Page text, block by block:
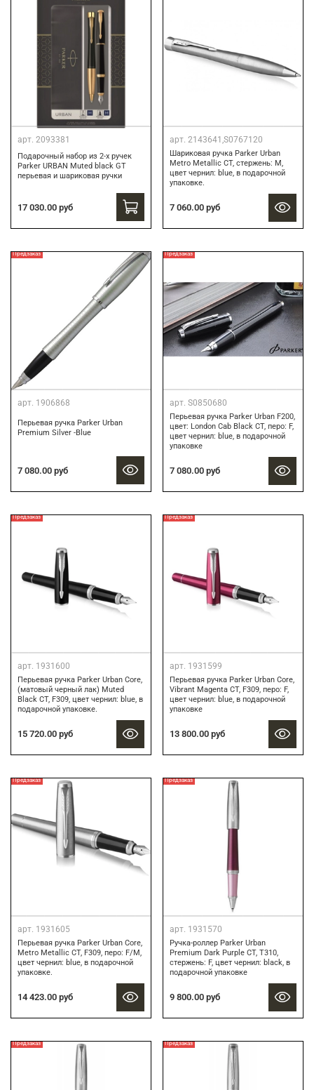
арт. 2093381
Подарочный набор из 2-х ручек
Parker URBAN Muted black GT
перьевая и шариковая ручки
17 030.00 руб
арт. 2143641,S0767120
Шариковая ручка Parker Urban
Metro Metallic CT, стержень: M,
цвет чернил: blue, в подарочной
упаковке.
7 060.00 руб
Предзаказ
арт. 1906868
Перьевая ручка Parker Urban
Premium Silver -Blue
7 080.00 руб
Предзаказ
арт. S0850680
Перьевая ручка Parker Urban F200,
цвет: London Cab Black CT, перо: F,
цвет чернил: blue, в подарочной
упаковке
7 080.00 руб
Предзаказ
арт. 1931600
Перьевая ручка Parker Urban Core,
(матовый черный лак) Muted
Black CT, F309, цвет чернил: blue, в
подарочной упаковке.
15 720.00 руб
Предзаказ
арт. 1931599
Перьевая ручка Parker Urban Core,
Vibrant Magenta CT, F309, перо: F,
цвет чернил: blue, в подарочной
упаковке
13 800.00 руб
Предзаказ
арт. 1931605
Перьевая ручка Parker Urban Core,
Metro Metallic CT, F309, перо: F/M,
цвет чернил: blue, в подарочной
упаковке.
14 423.00 руб
Предзаказ
арт. 1931570
Ручка-роллер Parker Urban
Premium Dark Purple CT, T310,
стержень: F, цвет чернил: black, в
подарочной упаковке
9 800.00 руб
Предзаказ Предзаказ